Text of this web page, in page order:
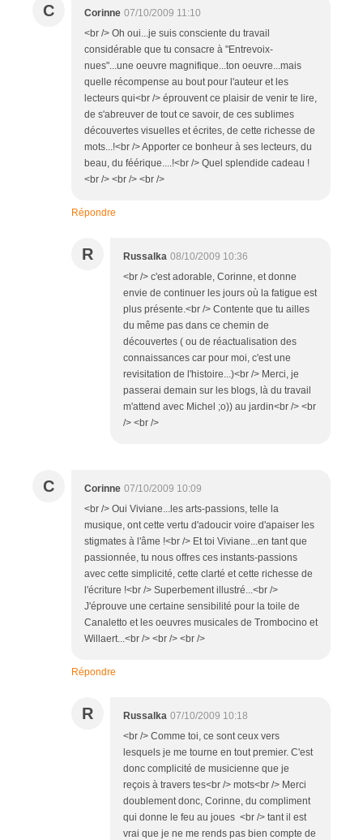
C Corinne 07/10/2009 11:10
<br /> Oh oui...je suis consciente du travail
considérable que tu consacre à "Entrevoix-
nues"...une oeuvre magnifique...ton oeuvre...mais
quelle récompense au bout pour l'auteur et les
lecteurs qui<br /> éprouvent ce plaisir de venir te lire,
de s'abreuver de tout ce savoir, de ces sublimes
découvertes visuelles et écrites, de cette richesse de
mots...!<br /> Apporter ce bonheur à ses lecteurs, du
beau, du féérique....!<br /> Quel splendide cadeau !
<br /> <br /> <br />
Répondre
R Russalka 08/10/2009 10:36
<br /> c'est adorable, Corinne, et donne
envie de continuer les jours où la fatigue est
plus présente.<br /> Contente que tu ailles
du même pas dans ce chemin de
découvertes ( ou de réactualisation des
connaissances car pour moi, c'est une
revisitation de l'histoire...)<br /> Merci, je
passerai demain sur les blogs, là du travail
m'attend avec Michel ;o)) au jardin<br /> <br
/> <br />
C Corinne 07/10/2009 10:09
<br /> Oui Viviane...les arts-passions, telle la
musique, ont cette vertu d'adoucir voire d'apaiser les
stigmates à l'âme !<br /> Et toi Viviane...en tant que
passionnée, tu nous offres ces instants-passions
avec cette simplicité, cette clarté et cette richesse de
l'écriture !<br /> Superbement illustré...<br />
J'éprouve une certaine sensibilité pour la toile de
Canaletto et les oeuvres musicales de Trombocino et
Willaert...<br /> <br /> <br />
Répondre
R Russalka 07/10/2009 10:18
<br /> Comme toi, ce sont ceux vers
lesquels je me tourne en tout premier. C'est
donc complicité de musicienne que je
reçois à travers tes<br /> mots<br /> Merci
doublement donc, Corinne, du compliment
qui donne le feu au joues <br /> tant il est
vrai que je ne me rends pas bien compte de